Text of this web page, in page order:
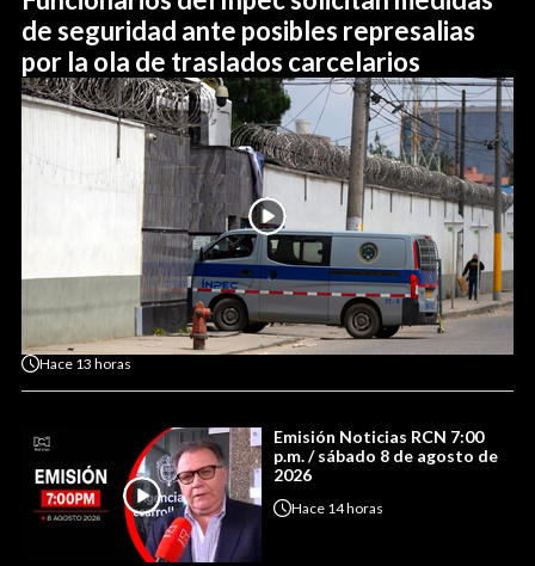
de seguridad ante posibles represalias
por la ola de traslados carcelarios
Hace 13 horas
Emisión Noticias RCN 7:00
p.m. / sábado 8 de agosto de
2026
Hace 14 horas